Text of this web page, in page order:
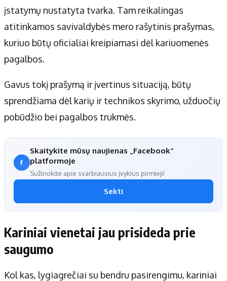
įstatymų nustatyta tvarka. Tam reikalingas
atitinkamos savivaldybės mero rašytinis prašymas,
kuriuo būtų oficialiai kreipiamasi dėl kariuomenės
pagalbos.
Gavus tokį prašymą ir įvertinus situaciją, būtų
sprendžiama dėl karių ir technikos skyrimo, užduočių
pobūdžio bei pagalbos trukmės.
Skaitykite mūsų naujienas „Facebook“
platformoje
Sužinokite apie svarbiausius įvykius pirmieji!
Sekti
Kariniai vienetai jau prisideda prie
saugumo
Kol kas, lygiagrečiai su bendru pasirengimu, kariniai